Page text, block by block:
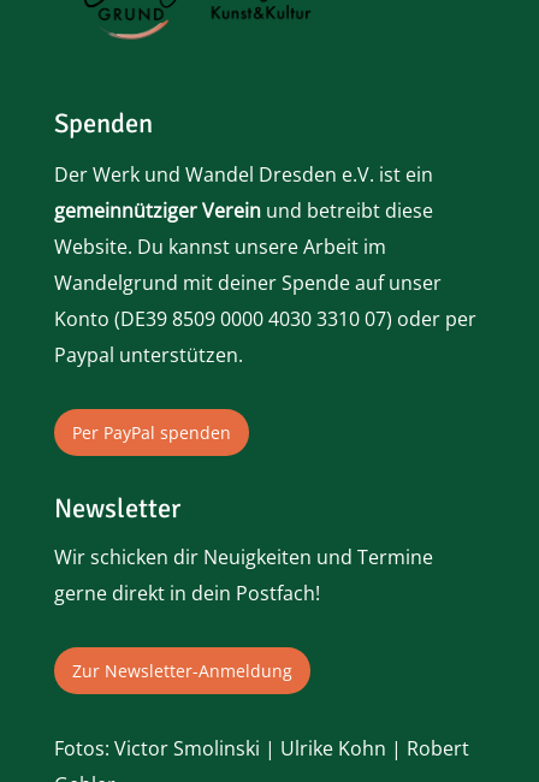
Spenden
Der Werk und Wandel Dresden e.V. ist ein
gemeinnütziger Vereinund betreibt diese
Website. Du kannst unsere Arbeit im
Wandelgrund mit deiner Spende auf unser
Konto (DE39 8509 0000 4030 3310 07) oder per
Paypal unterstützen.
Per PayPal spenden
Newsletter
Wir schicken dir Neuigkeiten und Termine
gerne direkt in dein Postfach!
Zur Newsletter-Anmeldung
Fotos: Victor Smolinski | Ulrike Kohn | Robert